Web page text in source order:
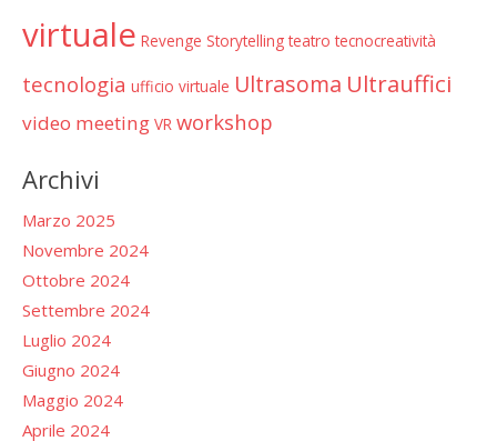
virtuale Revenge Storytelling teatro tecnocreatività
tecnologia ufficio virtuale Ultrasoma Ultrauffici
video meeting VR workshop
Archivi
Marzo 2025
Novembre 2024
Ottobre 2024
Settembre 2024
Luglio 2024
Giugno 2024
Maggio 2024
Aprile 2024